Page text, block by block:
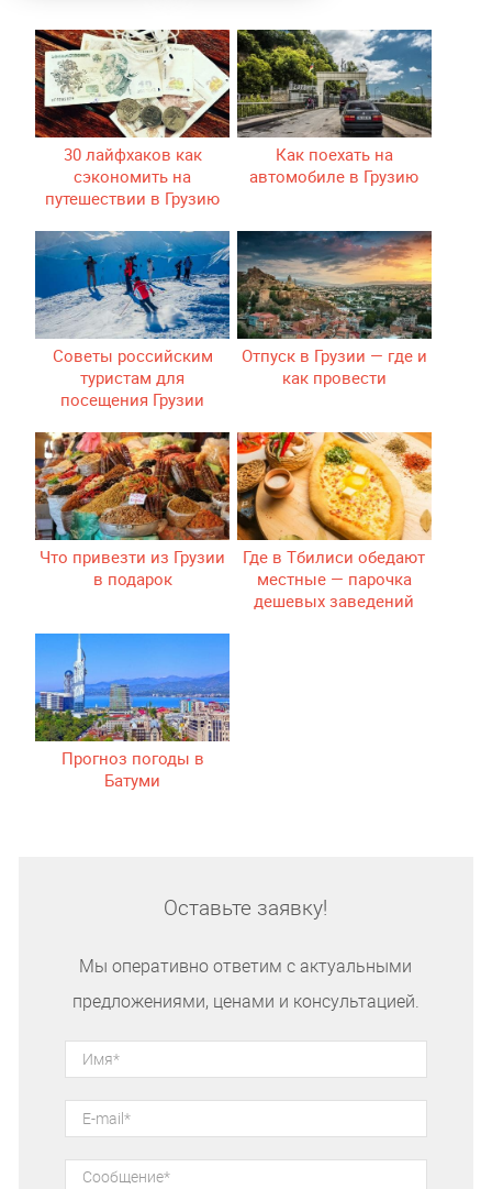
30 лайфхаков как
сэкономить на
путешествии в Грузию
Как поехать на
автомобиле в Грузию
Советы российским
туристам для
посещения Грузии
Отпуск в Грузии — где и
как провести
Что привезти из Грузии
в подарок
Где в Тбилиси обедают
местные — парочка
дешевых заведений
Прогноз погоды в
Батуми
Оставьте заявку!
Мы оперативно ответим с актуальными
предложениями, ценами и консультацией.